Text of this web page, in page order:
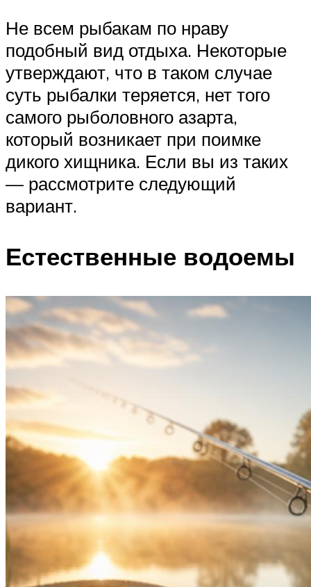
Не всем рыбакам по нраву
подобный вид отдыха. Некоторые
утверждают, что в таком случае
суть рыбалки теряется, нет того
самого рыболовного азарта,
который возникает при поимке
дикого хищника. Если вы из таких
— рассмотрите следующий
вариант.
Естественные водоемы